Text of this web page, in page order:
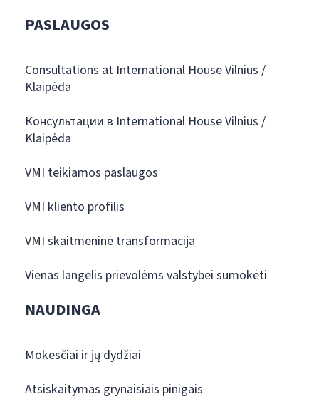
PASLAUGOS
Consultations at International House Vilnius /
Klaipėda
Консультации в International House Vilnius /
Klaipėda
VMI teikiamos paslaugos
VMI kliento profilis
VMI skaitmeninė transformacija
Vienas langelis prievolėms valstybei sumokėti
NAUDINGA
Mokesčiai ir jų dydžiai
Atsiskaitymas grynaisiais pinigais